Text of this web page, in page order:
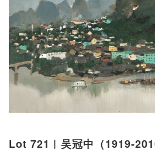
Lot 721︱吴冠中（1919-